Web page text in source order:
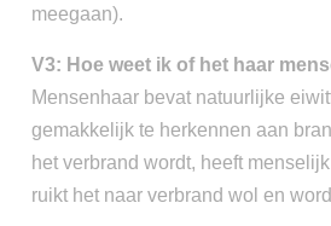
meegaan).
V3: Hoe weet ik of het haar
Mensenhaar bevat natuurlijke
gemakkelijk te herkennen aan
het verbrand wordt, heeft
ruikt het naar verbrand wol en